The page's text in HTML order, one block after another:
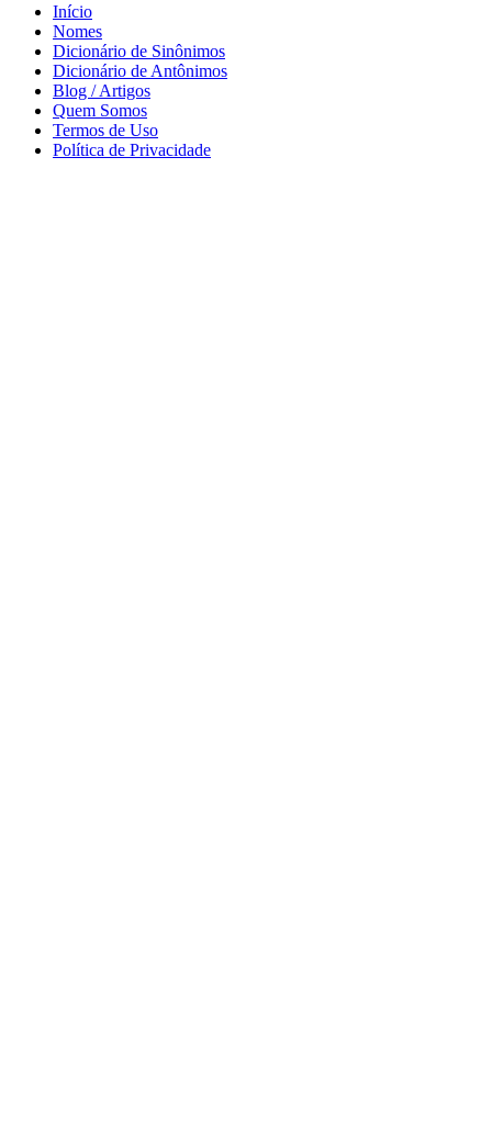
Início
Nomes
Dicionário de Sinônimos
Dicionário de Antônimos
Blog / Artigos
Quem Somos
Termos de Uso
Política de Privacidade